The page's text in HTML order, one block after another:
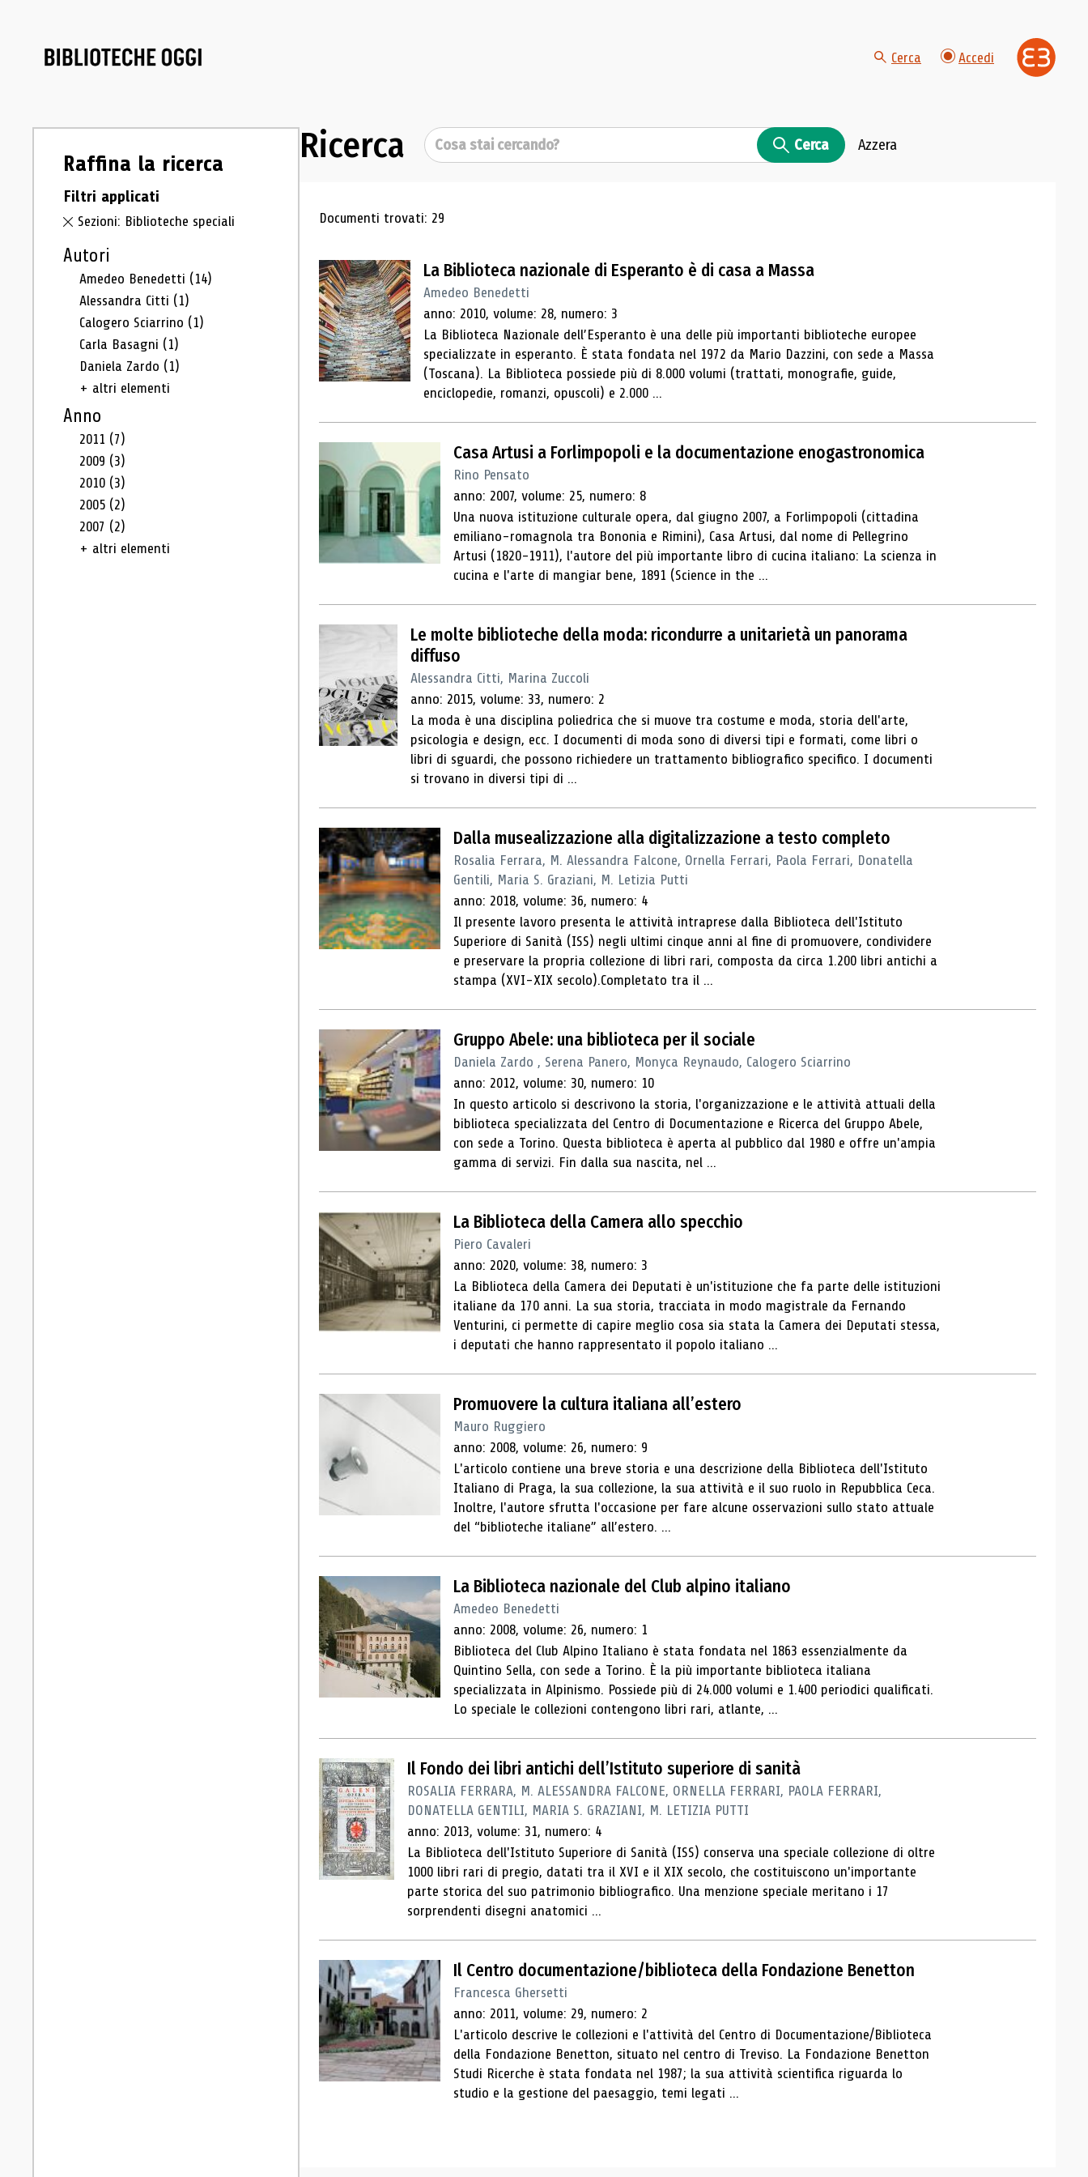
Cerca Accedi
Raffina la ricerca
Filtri applicati
Sezioni: Biblioteche speciali
Autori
Amedeo Benedetti (14)
Alessandra Citti (1)
Calogero Sciarrino (1)
Carla Basagni (1)
Daniela Zardo (1)
+ altri elementi
Anno
2011 (7)
2009 (3)
2010 (3)
2005 (2)
2007 (2)
+ altri elementi
Ricerca Cerca Cerca Azzera
Risultati di ricerca
Documenti trovati: 29
La Biblioteca nazionale di Esperanto è di casa a Massa
Amedeo Benedetti
anno: 2010, volume: 28, numero: 3
La Biblioteca Nazionale dell’Esperanto è una delle più importanti biblioteche europee
specializzate in esperanto. È stata fondata nel 1972 da Mario Dazzini, con sede a Massa
(Toscana). La Biblioteca possiede più di 8.000 volumi (trattati, monografie, guide,
enciclopedie, romanzi, opuscoli) e 2.000 ...
Casa Artusi a Forlimpopoli e la documentazione enogastronomica
Rino Pensato
anno: 2007, volume: 25, numero: 8
Una nuova istituzione culturale opera, dal giugno 2007, a Forlimpopoli (cittadina
emiliano-romagnola tra Bononia e Rimini), Casa Artusi, dal nome di Pellegrino
Artusi (1820-1911), l'autore del più importante libro di cucina italiano: La scienza in
cucina e l'arte di mangiar bene, 1891 (Science in the ...
Le molte biblioteche della moda: ricondurre a unitarietà un panorama
diffuso
Alessandra Citti, Marina Zuccoli
anno: 2015, volume: 33, numero: 2
La moda è una disciplina poliedrica che si muove tra costume e moda, storia dell'arte,
psicologia e design, ecc. I documenti di moda sono di diversi tipi e formati, come libri o
libri di sguardi, che possono richiedere un trattamento bibliografico specifico. I documenti
si trovano in diversi tipi di ...
Dalla musealizzazione alla digitalizzazione a testo completo
Rosalia Ferrara, M. Alessandra Falcone, Ornella Ferrari, Paola Ferrari, Donatella
Gentili, Maria S. Graziani, M. Letizia Putti
anno: 2018, volume: 36, numero: 4
Il presente lavoro presenta le attività intraprese dalla Biblioteca dell'Istituto
Superiore di Sanità (ISS) negli ultimi cinque anni al fine di promuovere, condividere
e preservare la propria collezione di libri rari, composta da circa 1.200 libri antichi a
stampa (XVI-XIX secolo).Completato tra il ...
Gruppo Abele: una biblioteca per il sociale
Daniela Zardo , Serena Panero, Monyca Reynaudo, Calogero Sciarrino
anno: 2012, volume: 30, numero: 10
In questo articolo si descrivono la storia, l'organizzazione e le attività attuali della
biblioteca specializzata del Centro di Documentazione e Ricerca del Gruppo Abele,
con sede a Torino. Questa biblioteca è aperta al pubblico dal 1980 e offre un'ampia
gamma di servizi. Fin dalla sua nascita, nel ...
La Biblioteca della Camera allo specchio
Piero Cavaleri
anno: 2020, volume: 38, numero: 3
La Biblioteca della Camera dei Deputati è un'istituzione che fa parte delle istituzioni
italiane da 170 anni. La sua storia, tracciata in modo magistrale da Fernando
Venturini, ci permette di capire meglio cosa sia stata la Camera dei Deputati stessa,
i deputati che hanno rappresentato il popolo italiano ...
Promuovere la cultura italiana all’estero
Mauro Ruggiero
anno: 2008, volume: 26, numero: 9
L'articolo contiene una breve storia e una descrizione della Biblioteca dell'Istituto
Italiano di Praga, la sua collezione, la sua attività e il suo ruolo in Repubblica Ceca.
Inoltre, l'autore sfrutta l'occasione per fare alcune osservazioni sullo stato attuale
del “biblioteche italiane” all’estero. ...
La Biblioteca nazionale del Club alpino italiano
Amedeo Benedetti
anno: 2008, volume: 26, numero: 1
Biblioteca del Club Alpino Italiano è stata fondata nel 1863 essenzialmente da
Quintino Sella, con sede a Torino. È la più importante biblioteca italiana
specializzata in Alpinismo. Possiede più di 24.000 volumi e 1.400 periodici qualificati.
Lo speciale le collezioni contengono libri rari, atlante, ...
Il Fondo dei libri antichi dell’Istituto superiore di sanità
ROSALIA FERRARA, M. ALESSANDRA FALCONE, ORNELLA FERRARI, PAOLA FERRARI,
DONATELLA GENTILI, MARIA S. GRAZIANI, M. LETIZIA PUTTI
anno: 2013, volume: 31, numero: 4
La Biblioteca dell'Istituto Superiore di Sanità (ISS) conserva una speciale collezione di oltre
1000 libri rari di pregio, datati tra il XVI e il XIX secolo, che costituiscono un'importante
parte storica del suo patrimonio bibliografico. Una menzione speciale meritano i 17
sorprendenti disegni anatomici ...
Il Centro documentazione/biblioteca della Fondazione Benetton
Francesca Ghersetti
anno: 2011, volume: 29, numero: 2
L'articolo descrive le collezioni e l'attività del Centro di Documentazione/Biblioteca
della Fondazione Benetton, situato nel centro di Treviso. La Fondazione Benetton
Studi Ricerche è stata fondata nel 1987; la sua attività scientifica riguarda lo
studio e la gestione del paesaggio, temi legati ...